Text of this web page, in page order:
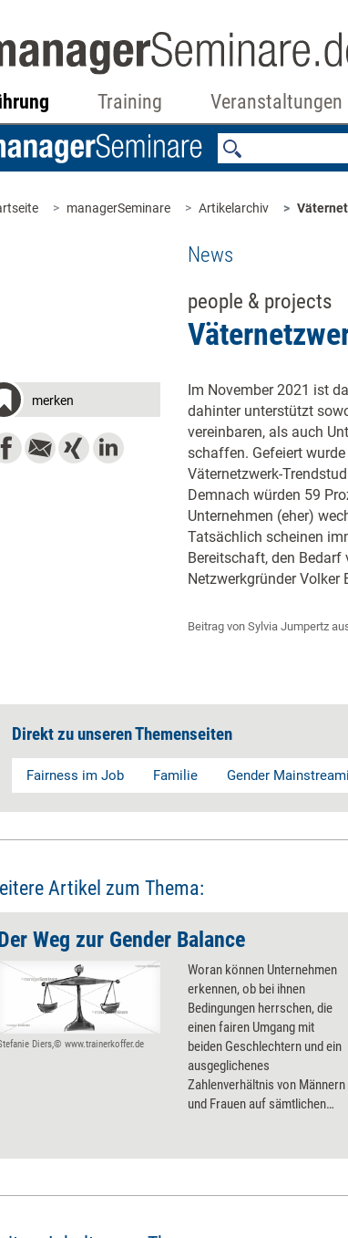
Training Veranstaltungen
managerSeminare Artikelarchiv
News
people & projects
merken
Im November 2021 ist
dahinter unterstützt
vereinbaren, als auch
schaffen. Gefeiert
Väternetzwerk-
Demnach würden 59
Unternehmen (eher)
Tatsächlich scheinen
Bereitschaft, den Bedarf
Netzwerkgründer Volker
Beitrag von Sylvia Jumpertz
Direkt zu unseren Themenseiten
Fairness im Job Familie Gender
Artikel zum Thema:
Weg zur Gender ­Balance
Diers,© www.trainerkoffer.de
Woran können Unternehmen
erkennen, ob bei ihnen
Bedingungen herrschen, die
einen fairen Umgang mit
beiden Geschlechtern und ein
ausgeglichenes
Zahlenverhältnis von Männern
und Frauen auf sämtlichen
sie Gender Balance erreichen